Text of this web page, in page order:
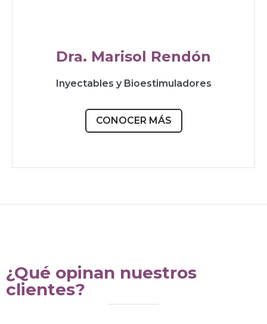
Dra. Marisol Rendón
Inyectables y Bioestimuladores
CONOCER MÁS
¿Qué opinan nuestros
clientes?